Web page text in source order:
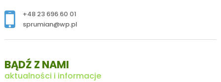
+48 23 696 60 01
sprumian@wp.pl
BĄDŹ Z NAMI
aktualności i informacje